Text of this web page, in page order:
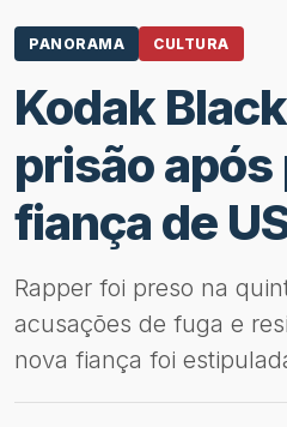
PANORAMA CULTURA
Kodak
prisão após
fiança de
Rapper foi preso na
acusações de fuga e
nova fiança foi